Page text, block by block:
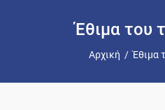
Έθιμα του
Αρχική / Έθιμα